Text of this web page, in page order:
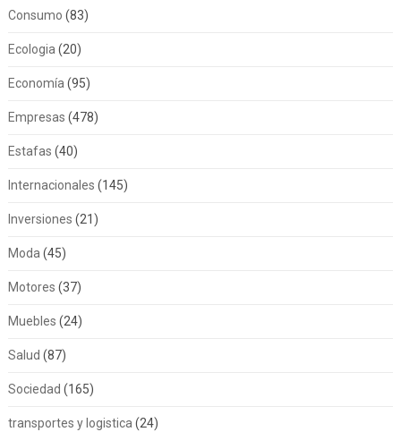
Consumo (83)
Ecologia (20)
Economía (95)
Empresas (478)
Estafas (40)
Internacionales (145)
Inversiones (21)
Moda (45)
Motores (37)
Muebles (24)
Salud (87)
Sociedad (165)
transportes y logistica (24)